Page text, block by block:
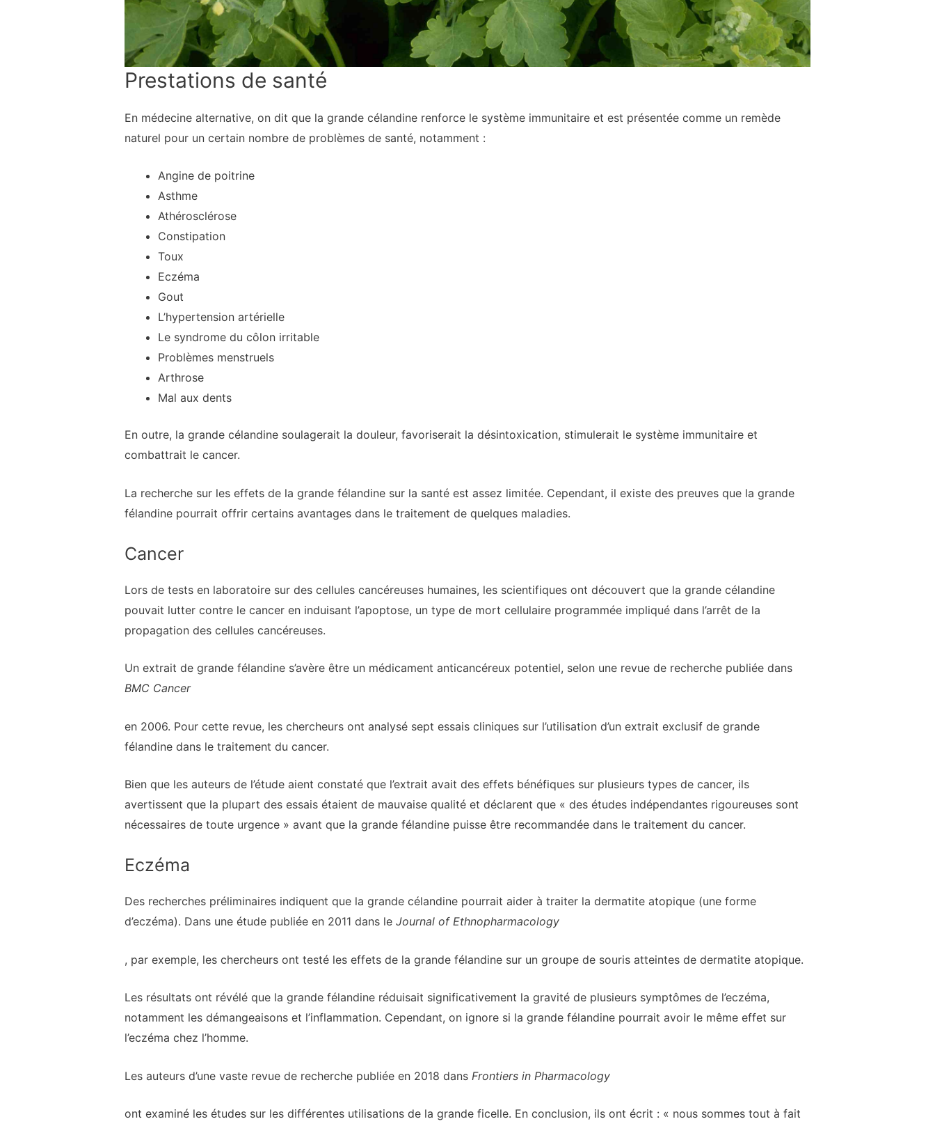
Prestations de santé
En médecine alternative, on dit que la grande célandine renforce le système immunitaire et est présentée comme un remède
naturel pour un certain nombre de problèmes de santé, notamment :
Angine de poitrine
Asthme
Athérosclérose
Constipation
Toux
Eczéma
Gout
L’hypertension artérielle
Le syndrome du côlon irritable
Problèmes menstruels
Arthrose
Mal aux dents
En outre, la grande célandine soulagerait la douleur, favoriserait la désintoxication, stimulerait le système immunitaire et
combattrait le cancer.
La recherche sur les effets de la grande félandine sur la santé est assez limitée. Cependant, il existe des preuves que la grande
félandine pourrait offrir certains avantages dans le traitement de quelques maladies.
Cancer
Lors de tests en laboratoire sur des cellules cancéreuses humaines, les scientifiques ont découvert que la grande célandine
pouvait lutter contre le cancer en induisant l’apoptose, un type de mort cellulaire programmée impliqué dans l’arrêt de la
propagation des cellules cancéreuses.
Un extrait de grande félandine s’avère être un médicament anticancéreux potentiel, selon une revue de recherche publiée dans
BMC Cancer
en 2006. Pour cette revue, les chercheurs ont analysé sept essais cliniques sur l’utilisation d’un extrait exclusif de grande
félandine dans le traitement du cancer.
Bien que les auteurs de l’étude aient constaté que l’extrait avait des effets bénéfiques sur plusieurs types de cancer, ils
avertissent que la plupart des essais étaient de mauvaise qualité et déclarent que « des études indépendantes rigoureuses sont
nécessaires de toute urgence » avant que la grande félandine puisse être recommandée dans le traitement du cancer.
Eczéma
Des recherches préliminaires indiquent que la grande célandine pourrait aider à traiter la dermatite atopique (une forme
d’eczéma). Dans une étude publiée en 2011 dans le Journal of Ethnopharmacology
, par exemple, les chercheurs ont testé les effets de la grande félandine sur un groupe de souris atteintes de dermatite atopique.
Les résultats ont révélé que la grande félandine réduisait significativement la gravité de plusieurs symptômes de l’eczéma,
notamment les démangeaisons et l’inflammation. Cependant, on ignore si la grande félandine pourrait avoir le même effet sur
l’eczéma chez l’homme.
Les auteurs d’une vaste revue de recherche publiée en 2018 dans Frontiers in Pharmacology
ont examiné les études sur les différentes utilisations de la grande ficelle. En conclusion, ils ont écrit : « nous sommes tout à fait